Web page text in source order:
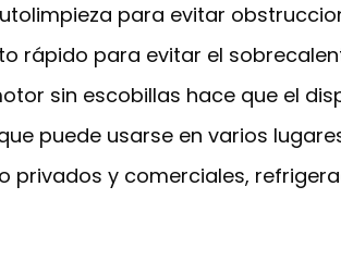
para evitar
rápido para evitar el
sin escobillas hace que el
puede usarse en varios
privados y comerciales,